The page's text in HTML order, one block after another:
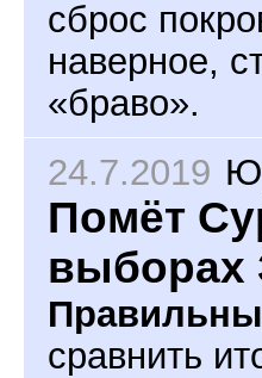
сброс
наверное,
«браво».
24.7.2019
Помёт
выборах
сравнить